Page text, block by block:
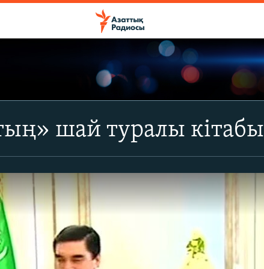
шай туралы кітабы